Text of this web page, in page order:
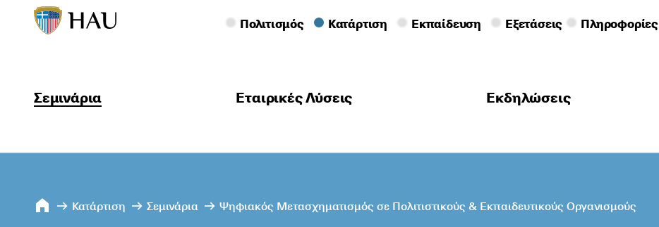
Πολιτισμός Κατάρτιση Εκπαίδευση Εξετάσεις Πληροφορίες
Σεμινάρια Εταιρικές Λύσεις Εκδηλώσεις
Κατάρτιση Σεμινάρια Ψηφιακός Μετασχηματισμός σε Πολιτιστικούς & Εκπαιδευτικούς Οργανισμούς